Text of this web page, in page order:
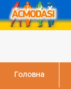
Головна